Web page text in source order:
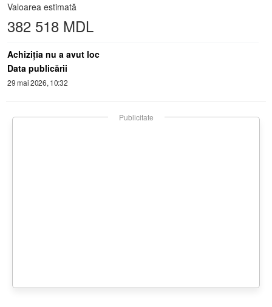
Valoarea estimată
382 518 MDL
Achiziţia nu a avut loc
Data publicării
29 mai 2026, 10:32
Publicitate